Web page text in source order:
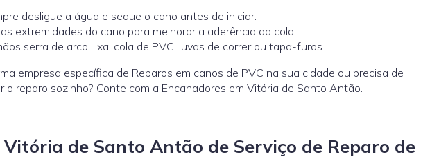
desligue a água e seque o cano antes de iniciar.
extremidades do cano para melhorar a aderência da cola.
serra de arco, lixa, cola de PVC, luvas de correr ou tapa-furos.
empresa específica de Reparos em canos de PVC na sua cidade ou precisa de
reparo sozinho? Conte com a Encanadores em Vitória de Santo Antão.
Vitória de Santo Antão de Serviço de Reparo de